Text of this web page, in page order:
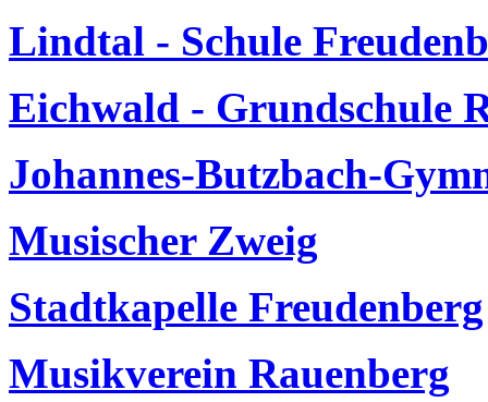
Lindtal - Schule
Eichwald - Grundschule
Johannes-Butzbach-
Musischer Zweig
Stadtkapelle Freudenberg
Musikverein Rauenberg